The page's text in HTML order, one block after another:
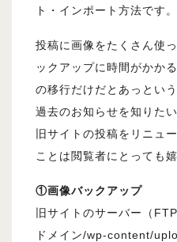
ト・インポート方法です。
投稿に画像をたくさん使
ックアップに時間がかか
の移行だけだとあっとい
過去のお知らせを知りた
旧サイトの投稿をリニュ
ことは閲覧者にとっても
①画像バックアップ
旧サイトのサーバー（
ドメイン/wp-content/